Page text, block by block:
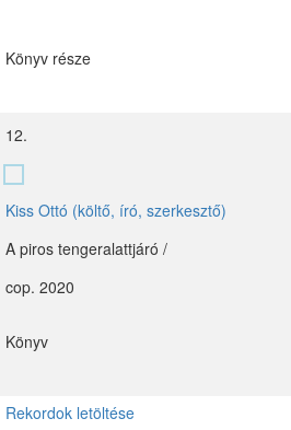
Könyv része
12.
Kiss Ottó (költő, író, szerkesztő)
A piros tengeralattjáró /
cop. 2020
Könyv
Rekordok letöltése